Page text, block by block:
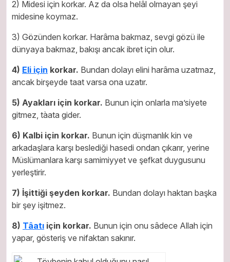
2) Midesi için korkar. Az da olsa helâl olmayan şeyi
midesine koymaz.
3) Gözünden korkar. Harâma bakmaz, sevgi gözü ile
dünyaya bakmaz, bakışı ancak ibret için olur.
4) Eli için korkar. Bundan dolayı elini harâma uzatmaz,
ancak birşeyde taat varsa ona uzatır.
5) Ayakları için korkar. Bunun için onlarla ma’siyete
gitmez, tàata gider.
6) Kalbi için korkar. Bunun için düşmanlık kin ve
arkadaşlara karşı beslediği hasedi ondan çıkarır, yerine
Müslümanlara karşı samimiyyet ve şefkat duygusunu
yerleştirir.
7) İşittiği şeyden korkar. Bundan dolayı haktan başka
bir şey işitmez.
8) Tâatı için korkar. Bunun için onu sâdece Allah için
yapar, gösteriş ve nifaktan sakınır.